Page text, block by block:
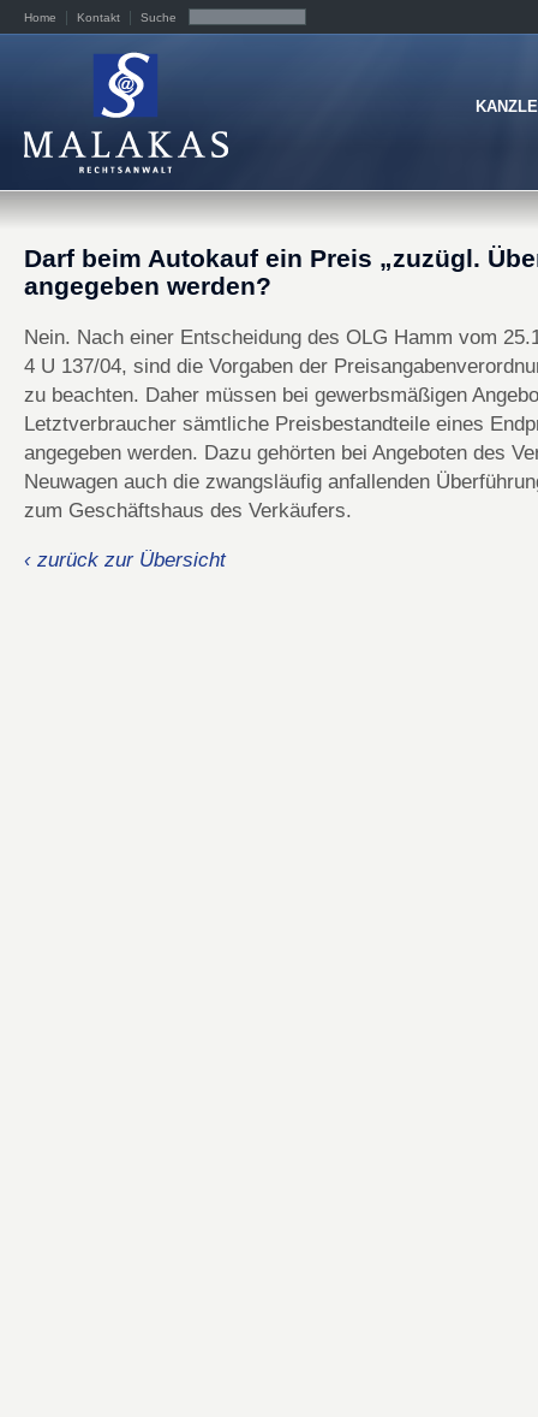
Home Kontakt Suche
Darf beim Autokauf ein Preis „zuzügl.
angegeben werden?
Nein. Nach einer Entscheidung des OLG Hamm vom
4 U 137/04, sind die Vorgaben der
zu beachten. Daher müssen bei gewerbsmäßigen
Letztverbraucher sämtliche Preisbestandteile eines
angegeben werden. Dazu gehörten bei Angeboten des
Neuwagen auch die zwangsläufig anfallenden
zum Geschäftshaus des Verkäufers.
‹ zurück zur Übersicht